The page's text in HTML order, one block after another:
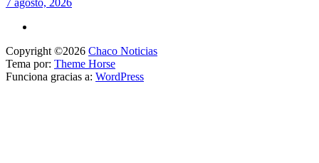
7 agosto, 2026
Copyright ©2026 Chaco Noticias
Tema por: Theme Horse
Funciona gracias a: WordPress